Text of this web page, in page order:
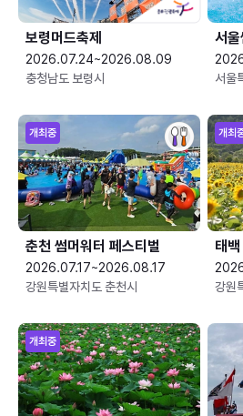
보령머드축제
2026.07.24~2026.08.09
충청남도 보령시
서울
서울
개최중
춘천 썸머워터 페스티벌
2026.07.17~2026.08.17
강원특별자치도 춘천시
개최
태
강원
개최중